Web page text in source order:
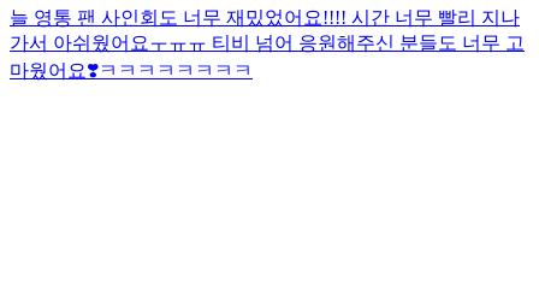
늘 영통 팬 사인회도 너무 재밌었어요!!!! 시간 너무 빨리 지나
가서 아쉬웠어요ㅜㅠㅠ 티비 넘어 응원해주신 분들도 너무 고
마웠어요❣️ㅋㅋㅋㅋㅋㅋㅋㅋ